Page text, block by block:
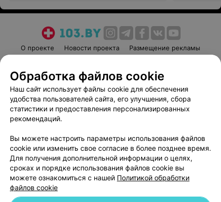
О проекте Новости проекта
Размещение рекламы
Пользовательское соглашение
Способы оплаты
Вакансии
Партнеры
Написать руководителю 103.by
Обработка персональных данных
Обработка файлов cookie
Наш сайт использует файлы cookie для обеспечения
удобства пользователей сайта, его улучшения, сбора
статистики и предоставления персонализированных
рекомендаций.
Вы можете настроить параметры использования файлов
cookie или изменить свое согласие в более позднее время.
Для получения дополнительной информации о целях,
сроках и порядке использования файлов cookie вы
можете ознакомиться с нашей Политикой обработки
файлов cookie